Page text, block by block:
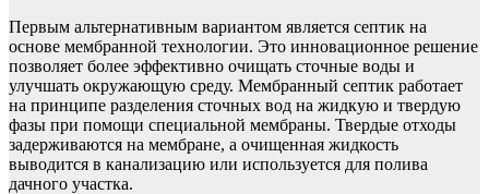
Первым альтернативным вариантом является септик на
основе мембранной технологии. Это инновационное решение
позволяет более эффективно очищать сточные воды и
улучшать окружающую среду. Мембранный септик работает
на принципе разделения сточных вод на жидкую и твердую
фазы при помощи специальной мембраны. Твердые отходы
задерживаются на мембране, а очищенная жидкость
выводится в канализацию или используется для полива
дачного участка.